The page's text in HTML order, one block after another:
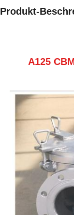
Produkt-
A125